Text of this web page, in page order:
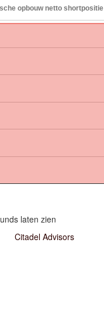
opbouw netto
laten zien
Citadel Advisors